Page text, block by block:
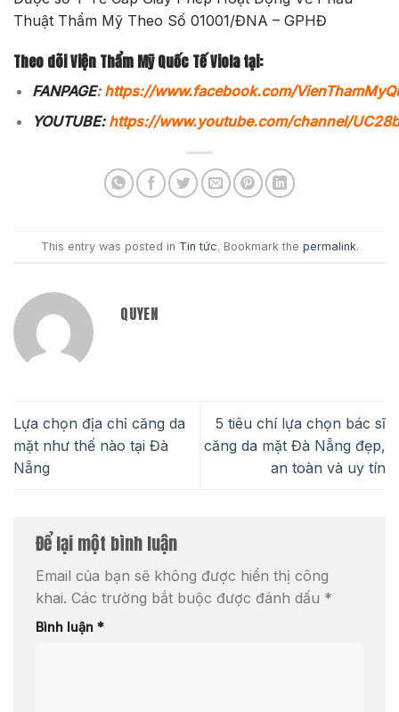
Thuật Thẩm Mỹ Theo Số 01001/ĐNA – GPHĐ
Theo dõi Viện Thẩm Mỹ Quốc Tế Viola tại:
FANPAGE: https://www.facebook.com/
YOUTUBE: https://www.youtube.com/channel/
This entry was posted in Tin tức. Bookmark the permalink.
QUYEN
Lựa chọn địa chỉ căng da
mặt như thế nào tại Đà
Nẵng
5 tiêu chí lựa chọn bác sĩ
căng da mặt Đà Nẵng đẹp,
an toàn và uy tín
Để lại một bình luận
Email của bạn sẽ không được hiển thị công
khai. Các trường bắt buộc được đánh dấu *
Bình luận *